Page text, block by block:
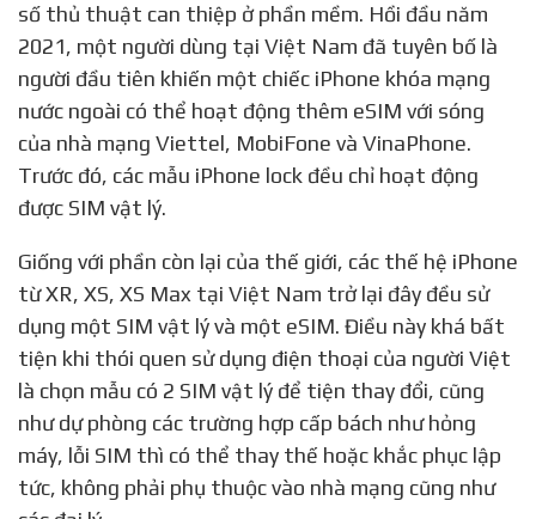
lock tại Việt Nam hiện tại cũng có thể vui mừng khi
máy của họ đã có thể sử dụng thêm eSIM nhờ một
số thủ thuật can thiệp ở phần mềm. Hồi đầu năm
2021, một người dùng tại Việt Nam đã tuyên bố là
người đầu tiên khiến một chiếc iPhone khóa mạng
nước ngoài có thể hoạt động thêm eSIM với sóng
của nhà mạng Viettel, MobiFone và VinaPhone.
được SIM vật lý.
Giống với phần còn lại của thế giới, các thế hệ iPhone
từ XR, XS, XS Max tại Việt Nam trở lại đây đều sử
dụng một SIM vật lý và một eSIM. Điều này khá bất
tiện khi thói quen sử dụng điện thoại của người Việt
là chọn mẫu có 2 SIM vật lý để tiện thay đổi, cũng
như dự phòng các trường hợp cấp bách như hỏng